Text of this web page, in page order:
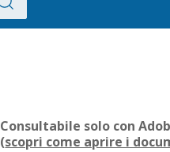
Consultabile solo con
(scopri come aprire i